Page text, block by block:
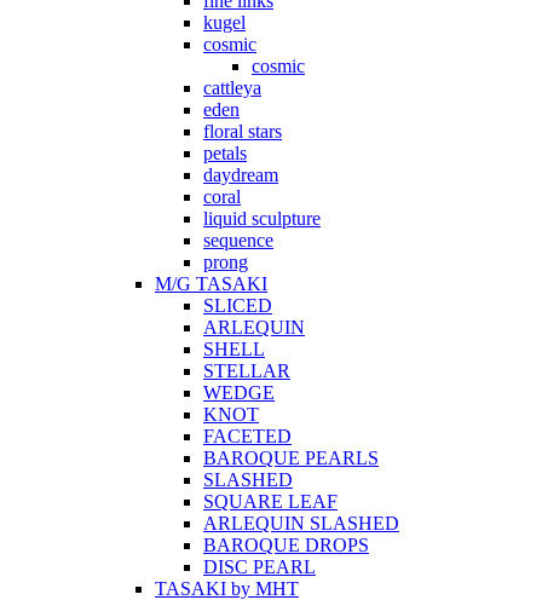
kugel
cosmic
cosmic
cattleya
eden
floral stars
petals
daydream
coral
liquid sculpture
sequence
prong
M/G TASAKI
SLICED
ARLEQUIN
SHELL
STELLAR
WEDGE
KNOT
FACETED
BAROQUE PEARLS
SLASHED
SQUARE LEAF
ARLEQUIN SLASHED
BAROQUE DROPS
DISC PEARL
TASAKI by MHT